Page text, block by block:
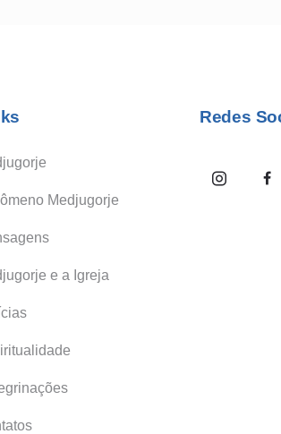
Medjugorje
e a Igreja
Redes